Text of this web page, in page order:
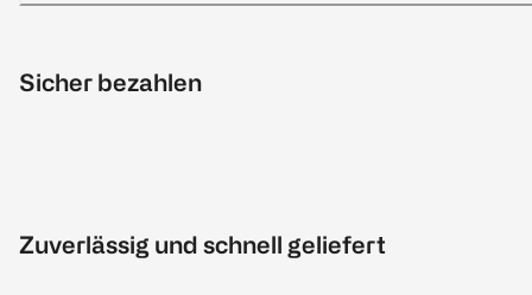
Sicher bezahlen
Zuverlässig und schnell geliefert